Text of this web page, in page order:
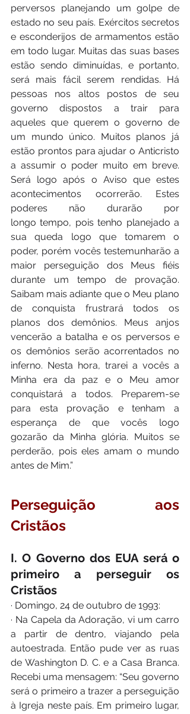
perversos planejando um golpe de
estado no seu país. Exércitos secretos
e esconderijos de armamentos estão
em todo lugar. Muitas das suas bases
estão sendo diminuídas, e portanto,
será mais fácil serem rendidas. Há
pessoas nos altos postos de seu
governo dispostos a trair para
aqueles que querem o governo de
um mundo único. Muitos planos já
estão prontos para ajudar o Anticristo
a assumir o poder muito em breve.
Será logo após o Aviso que estes
acontecimentos ocorrerão. Estes
poderes não durarão por
longo tempo, pois tenho planejado a
sua queda logo que tomarem o
poder, porém vocês testemunharão a
maior perseguição dos Meus fiéis
durante um tempo de provação.
Saibam mais adiante que o Meu plano
de conquista frustrará todos os
planos dos demônios. Meus anjos
vencerão a batalha e os perversos e
os demônios serão acorrentados no
inferno. Nesta hora, trarei a vocês a
Minha era da paz e o Meu amor
conquistará a todos. Preparem-se
para esta provação e tenham a
esperança de que vocês logo
gozarão da Minha glória. Muitos se
perderão, pois eles amam o mundo
antes de Mim.”
Perseguição aos
Cristãos
I. O Governo dos EUA será o
primeiro a perseguir os
Cristãos
· Domingo, 24 de outubro de 1993:
· Na Capela da Adoração, vi um carro
a partir de dentro, viajando pela
autoestrada. Então pude ver as ruas
de Washington D. C. e a Casa Branca.
Recebi uma mensagem: “Seu governo
será o primeiro a trazer a perseguição
à Igreja neste país. Em primeiro lugar,